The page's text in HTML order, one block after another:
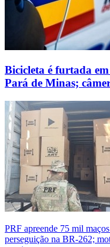
Bicicleta é furtada
Pará de Minas;
PRF apreende 75 mil
perseguição na BR-262;